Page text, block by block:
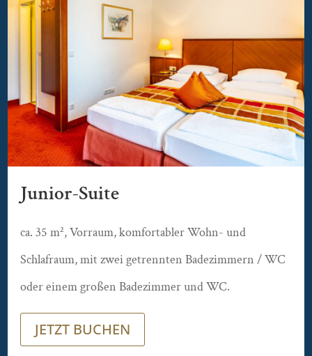
Junior-Suite
ca. 35 m², Vorraum, komfortabler Wohn- und
Schlafraum, mit zwei getrennten Badezimmern / WC
oder einem großen Badezimmer und WC.
JETZT BUCHEN